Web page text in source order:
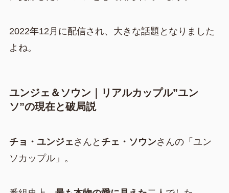
2022年12月に配信され、大きな話題となりました
よね。
ユンジェ＆ソウン｜リアルカップル”ユン
ソ”の現在と破局説
チョ・ユンジェさんと チェ・ソウンさんの「ユン
ソカップル」。